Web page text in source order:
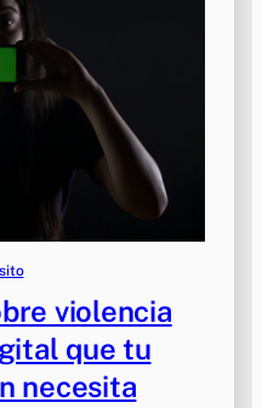
violencia
que tu
necesita